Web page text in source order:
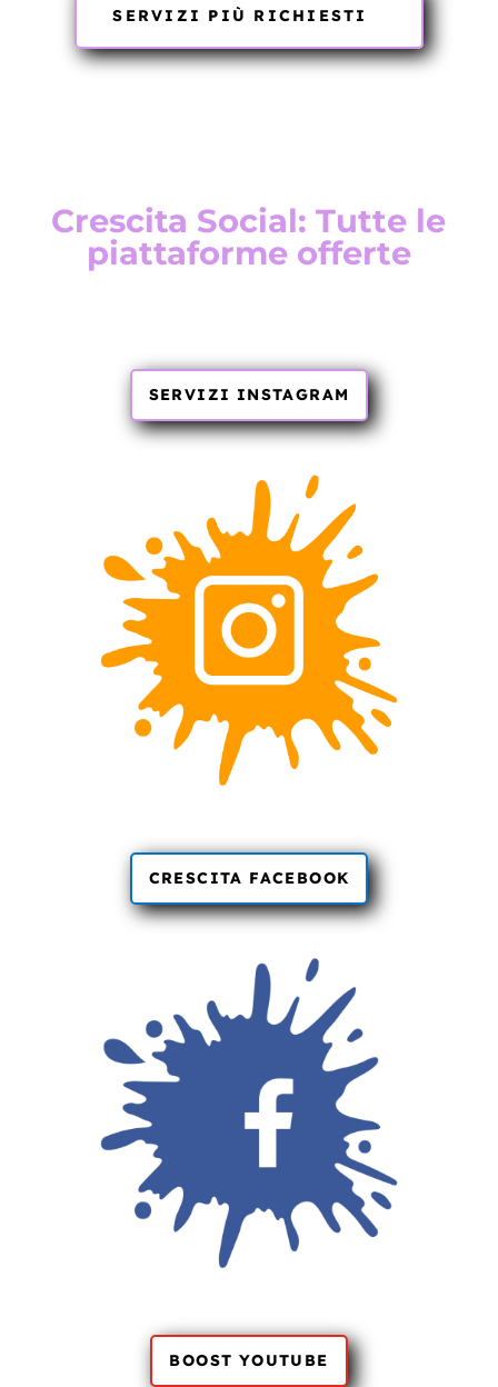
SERVIZI PIÙ RICHIESTI
Crescita Social: Tutte le
piattaforme offerte
SERVIZI INSTAGRAM
CRESCITA FACEBOOK
BOOST YOUTUBE